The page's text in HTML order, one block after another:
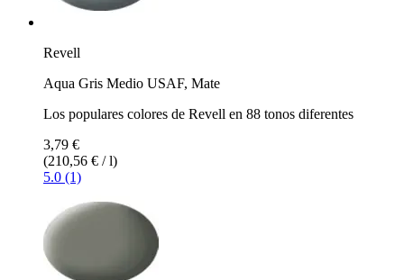
Revell
Aqua Gris Medio USAF, Mate
Los populares colores de Revell en 88 tonos diferentes
3,79 €
(210,56 € / l)
5.0 (1)